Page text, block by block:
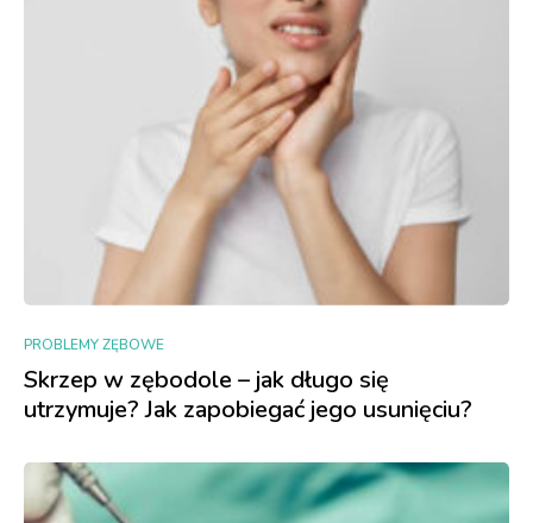
PROBLEMY ZĘBOWE
Skrzep w zębodole – jak długo się
utrzymuje? Jak zapobiegać jego usunięciu?